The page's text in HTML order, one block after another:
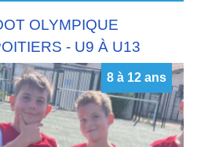
OLYMPIQUE
- U9 À U13
8 à 12 ans